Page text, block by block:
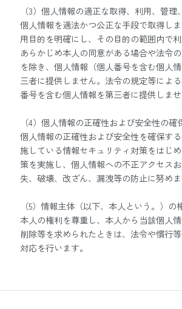
（3）個人情報の適正な取得、利用、管理
個人情報を適法かつ公正な手段で取得し
用目的を明確にし、その目的の範囲内で利
あらかじめ本人の同意がある場合や法令
を除き、個人情報（個人番号を含む個人
三者に提供しません。法令の規定等によ
番号を含む個人情報を第三者に提供しませ
（4）個人情報の正確性および安全性の確
個人情報の正確性および安全性を確保す
施している情報セキュリティ対策をはじ
策を実施し、個人情報への不正アクセス
失、破壊、改ざん、漏洩等の防止に努めま
（5）情報主体（以下、本人という。）の
本人の権利を尊重し、本人から当該個人情
削除等を求められたときは、法令や慣行
対応を行います。